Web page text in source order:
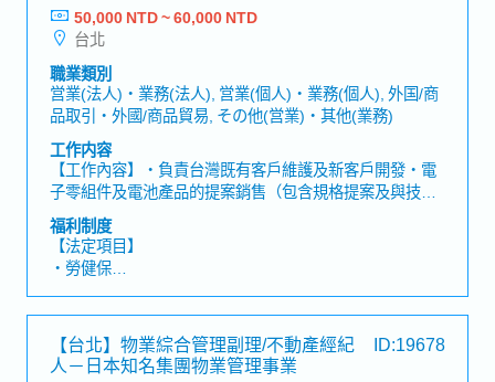
【公司福利】
・獎金：約1.5個月～※依公司營運績效及個人績效發放
・伙食費
・交通津貼
50,000 NTD ~ 60,000 NTD
台北
職業類別
営業(法人)・業務(法人), 営業(個人)・業務(個人), 外国/商
品取引・外國/商品貿易, その他(営業)・其他(業務)
工作内容
【工作內容】・負責台灣既有客戶維護及新客戶開發・電
子零組件及電池產品的提案銷售（包含規格提案及與技術
部門協調）・根據客戶需求進行產品選型，並提供問題解
決方案・負責報價製作、價格協商及合約簽訂・與公司內
部相關部門（研發、品質、生產）密切合作與協調
福利制度
【法定項目】
・勞健保
・各種休假（特別休假、婚假、喪假、生理假、產檢假、
陪產假、產假、育嬰假）
・退休金
【台北】物業綜合管理副理/不動產經紀
人－日本知名集團物業管理事業
ID:19678